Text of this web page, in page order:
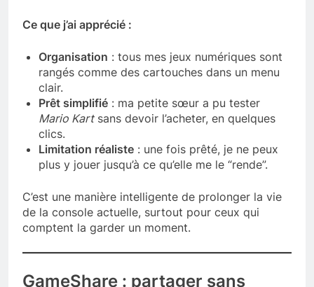
Ce que j’ai apprécié :
Organisation : tous mes jeux numériques sont
rangés comme des cartouches dans un menu
clair.
Prêt simplifié : ma petite sœur a pu tester
Mario Kartsans devoir l’acheter, en quelques
clics.
Limitation réaliste : une fois prêté, je ne peux
plus y jouer jusqu’à ce qu’elle me le “rende”.
C’est une manière intelligente de prolonger la vie
de la console actuelle, surtout pour ceux qui
comptent la garder un moment.
GameShare : partager sans